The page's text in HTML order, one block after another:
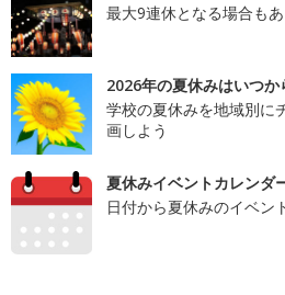
最大9連休となる場合もあ
2026年の夏休みはいつか
学校の夏休みを地域別に
画しよう
夏休みイベントカレンダ
日付から夏休みのイベン